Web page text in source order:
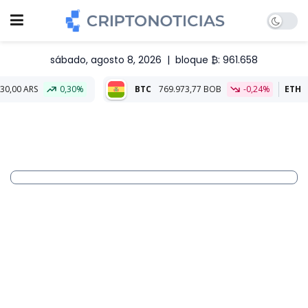
sábado, agosto 8, 2026 | bloque ₿: 961.658
0,30% BTC 769.973,77 BOB -0,24% ETH 22.744,52